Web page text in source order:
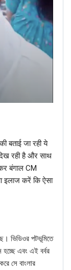
not be
बताई जा रही ये
रही है और साथ
बंगाल CM
इलाज करें कि ऐसा
ভিডিওর পটভূমিতে
হচ্ছে এবং এই বর্বর
সে বাংলার